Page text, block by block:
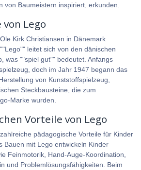
von Baumeistern inspiriert, erkunden.
Lego
Kirk Christiansen in Dänemark
leitet sich von den dänischen
was ""spiel gut"" bedeutet. Anfangs
doch im Jahr 1947 begann das
von Kunststoffspielzeug,
Steckbausteine, die zum
Marke wurden.
Vorteile von Lego
pädagogische Vorteile für Kinder
Bauen mit Lego entwickeln Kinder
Feinmotorik, Hand-Auge-Koordination,
und Problemlösungsfähigkeiten. Beim